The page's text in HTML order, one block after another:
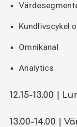
Kundlivscykel
Omnikanal
Analytics
12.15-13.00 |
13.00-14.00 |